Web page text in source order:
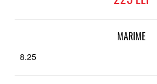
MARIME
8.25